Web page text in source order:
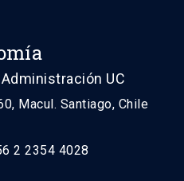
UC
Macul. Santiago, Chile
2 2354 4028